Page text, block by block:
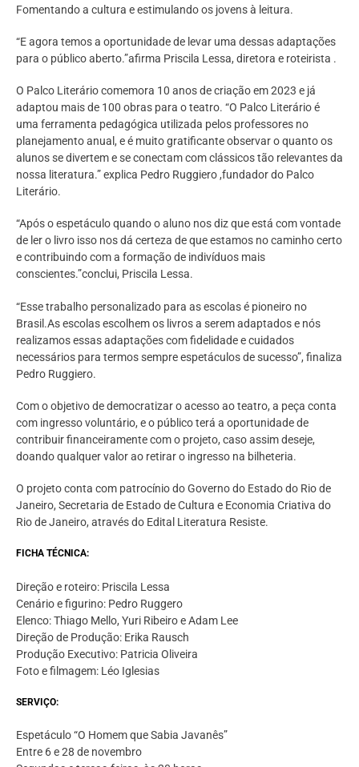
Fomentando a cultura e estimulando os jovens à leitura.
“E agora temos a oportunidade de levar uma dessas adaptações
para o público aberto.”afirma Priscila Lessa, diretora e roteirista .
O Palco Literário comemora 10 anos de criação em 2023 e já
adaptou mais de 100 obras para o teatro. “O Palco Literário é
uma ferramenta pedagógica utilizada pelos professores no
planejamento anual, e é muito gratificante observar o quanto os
alunos se divertem e se conectam com clássicos tão relevantes da
nossa literatura.” explica Pedro Ruggiero ,fundador do Palco
Literário.
“Após o espetáculo quando o aluno nos diz que está com vontade
de ler o livro isso nos dá certeza de que estamos no caminho certo
e contribuindo com a formação de indivíduos mais
conscientes.”conclui, Priscila Lessa.
“Esse trabalho personalizado para as escolas é pioneiro no
Brasil.As escolas escolhem os livros a serem adaptados e nós
realizamos essas adaptações com fidelidade e cuidados
necessários para termos sempre espetáculos de sucesso”, finaliza
Pedro Ruggiero.
Com o objetivo de democratizar o acesso ao teatro, a peça conta
com ingresso voluntário, e o público terá a oportunidade de
contribuir financeiramente com o projeto, caso assim deseje,
doando qualquer valor ao retirar o ingresso na bilheteria.
O projeto conta com patrocínio do Governo do Estado do Rio de
Janeiro, Secretaria de Estado de Cultura e Economia Criativa do
Rio de Janeiro, através do Edital Literatura Resiste.
FICHA TÉCNICA:
Direção e roteiro: Priscila Lessa
Cenário e figurino: Pedro Ruggero
Elenco: Thiago Mello, Yuri Ribeiro e Adam Lee
Direção de Produção: Erika Rausch
Produção Executivo: Patricia Oliveira
Foto e filmagem: Léo Iglesias
SERVIÇO:
Espetáculo “O Homem que Sabia Javanês”
Entre 6 e 28 de novembro